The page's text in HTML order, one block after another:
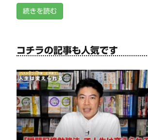
続きを読む
コチラの記事も人気です